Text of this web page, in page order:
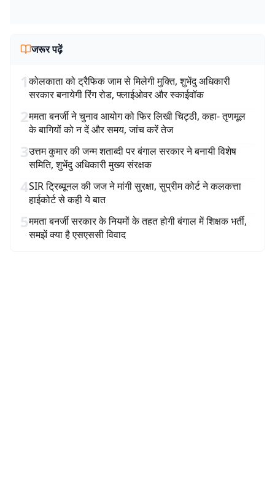
जरूर पढ़ें
1कोलकाता को ट्रैफिक जाम से मिलेगी मुक्ति, शुभेंदु अधिकारी
सरकार बनायेगी रिंग रोड, फ्लाईओवर और स्काईवॉक
2ममता बनर्जी ने चुनाव आयोग को फिर लिखी चिट्ठी, कहा- तृणमूल
के बागियों को न दें और समय, जांच करें तेज
3उत्तम कुमार की जन्म शताब्दी पर बंगाल सरकार ने बनायी विशेष
समिति, शुभेंदु अधिकारी मुख्य संरक्षक
4SIR ट्रिब्यूनल की जज ने मांगी सुरक्षा, सुप्रीम कोर्ट ने कलकत्ता
हाईकोर्ट से कही ये बात
5ममता बनर्जी सरकार के नियमों के तहत होगी बंगाल में शिक्षक भर्ती,
समझें क्या है एसएससी विवाद